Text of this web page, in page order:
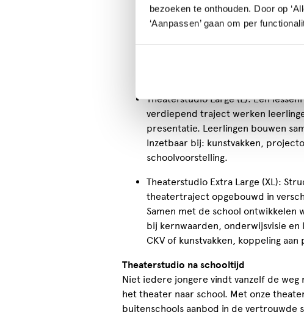
bezoeken te onthouden. Door op
‘Aanpassen’ gaan om per
Week tegen Pesten.
Theaterstudio Medium (M): Een
ervaren wat theater met henzelf
Inzetbaar bij: CKV, Burgerschap,
Theaterstudio Large (L): Een
verdiepend traject werken
presentatie. Leerlingen bouwen
Inzetbaar bij: kunstvakken,
schoolvoorstelling.
Theaterstudio Extra Large (XL):
theatertraject opgebouwd in
Samen met de school ontwikkelen
bij kernwaarden, onderwijsvisie
CKV of kunstvakken, koppeling
Theaterstudio na schooltijd
Niet iedere jongere vindt vanzelf de
het theater naar school. Met onze
buitenschools aanbod in de vertrouwde